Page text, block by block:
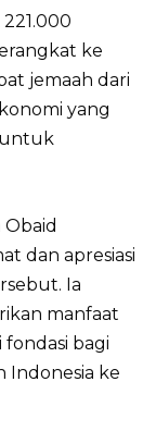
ke
jemaah dari
yang
untuk
dan apresiasi
Ia
manfaat
bagi
Indonesia ke